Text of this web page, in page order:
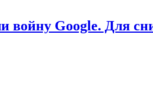
войну Google. Для